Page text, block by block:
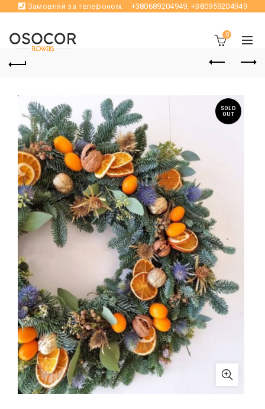
Замовляй за телефоном: +380689204949,+380959204949
0
SOLD
OUT